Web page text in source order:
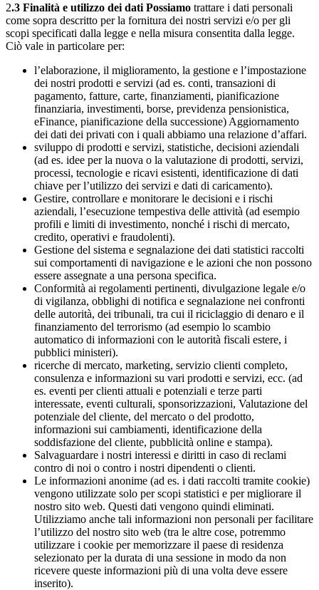
2.3 Finalità e utilizzo dei dati Possiamo trattare i dati personali
come sopra descritto per la fornitura dei nostri servizi e/o per gli
scopi specificati dalla legge e nella misura consentita dalla legge.
Ciò vale in particolare per:
l’elaborazione, il miglioramento, la gestione e l’impostazione
dei nostri prodotti e servizi (ad es. conti, transazioni di
pagamento, fatture, carte, finanziamenti, pianificazione
finanziaria, investimenti, borse, previdenza pensionistica,
eFinance, pianificazione della successione) Aggiornamento
dei dati dei privati con i quali abbiamo una relazione d’affari.
sviluppo di prodotti e servizi, statistiche, decisioni aziendali
(ad es. idee per la nuova o la valutazione di prodotti, servizi,
processi, tecnologie e ricavi esistenti, identificazione di dati
chiave per l’utilizzo dei servizi e dati di caricamento).
Gestire, controllare e monitorare le decisioni e i rischi
aziendali, l’esecuzione tempestiva delle attività (ad esempio
profili e limiti di investimento, nonché i rischi di mercato,
credito, operativi e fraudolenti).
Gestione del sistema e segnalazione dei dati statistici raccolti
sui comportamenti di navigazione e le azioni che non possono
essere assegnate a una persona specifica.
Conformità ai regolamenti pertinenti, divulgazione legale e/o
di vigilanza, obblighi di notifica e segnalazione nei confronti
delle autorità, dei tribunali, tra cui il riciclaggio di denaro e il
finanziamento del terrorismo (ad esempio lo scambio
automatico di informazioni con le autorità fiscali estere, i
pubblici ministeri).
ricerche di mercato, marketing, servizio clienti completo,
consulenza e informazioni su vari prodotti e servizi, ecc. (ad
es. eventi per clienti attuali e potenziali e terze parti
interessate, eventi culturali, sponsorizzazioni, Valutazione del
potenziale del cliente, del mercato o del prodotto,
informazioni sui cambiamenti, identificazione della
soddisfazione del cliente, pubblicità online e stampa).
Salvaguardare i nostri interessi e diritti in caso di reclami
contro di noi o contro i nostri dipendenti o clienti.
Le informazioni anonime (ad es. i dati raccolti tramite cookie)
vengono utilizzate solo per scopi statistici e per migliorare il
nostro sito web. Questi dati vengono quindi eliminati.
Utilizziamo anche tali informazioni non personali per facilitare
l’utilizzo del nostro sito web (tra le altre cose, potremmo
utilizzare i cookie per memorizzare il paese di residenza
selezionato per la durata di una sessione in modo da non
ricevere queste informazioni più di una volta deve essere
inserito).